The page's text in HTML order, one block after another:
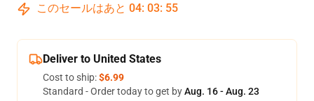
このセールはあと 04: 03: 54
Deliver to United States
Cost to ship:$6.99
Standard - Order today to get byAug. 16 - Aug. 23